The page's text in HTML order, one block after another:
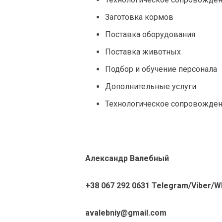
Заготовка кормов
Поставка оборудования
Поставка животных
Подбор и обучение персонала
Дополнительные услуги
Технологическое
Александр Валебный
+38 067 292 0631 Telegram/Viber/
avalebniy@gmail.com